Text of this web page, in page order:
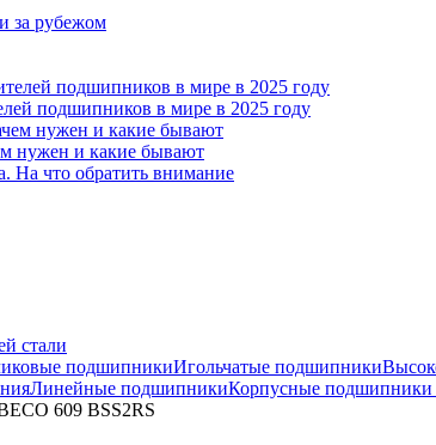
за рубежом
подшипников в мире в 2025 году
нужен и какие бывают
На что обратить внимание
стали
подшипникиИгольчатые подшипники
Линейные подшипникиКорпусные
609 BSS2RS